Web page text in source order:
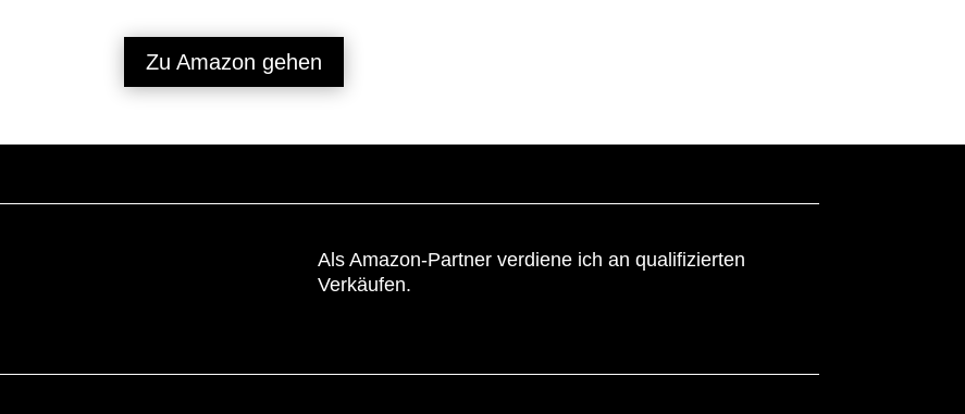
Zu Amazon gehen
Als Amazon-Partner verdiene ich an qualifizierten
Verkäufen.